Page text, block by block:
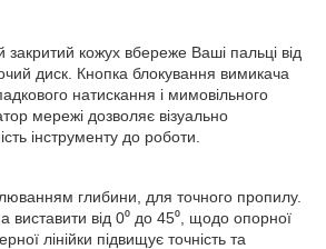
кожух вбереже Ваші пальці від
диск. Кнопка блокування вимикача
натискання і мимовільного
мережі дозволяє візуально
інструменту до роботи.
глибини, для точного пропилу.
виставити від 0⁰ до 45⁰, щодо опорної
лінійки підвищує точність та